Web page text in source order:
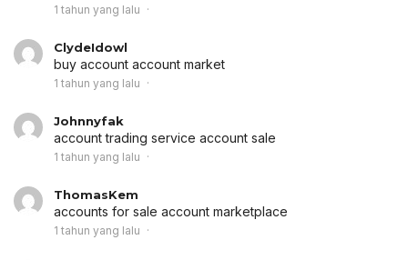
1 tahun yang lalu
ClydeIdowl
buy account account market
1 tahun yang lalu
Johnnyfak
account trading service account sale
1 tahun yang lalu
ThomasKem
accounts for sale account marketplace
1 tahun yang lalu